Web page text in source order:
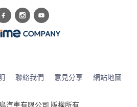
聯絡我們 意見分享 網站地圖
汽車有限公司 版權所有